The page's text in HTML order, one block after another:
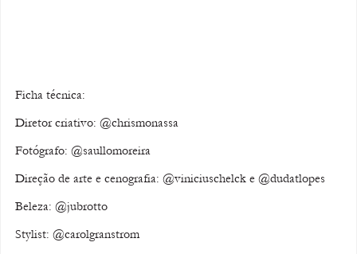
Ficha técnica:
Diretor criativo: @chrismonassa
Fotógrafo: @saullomoreira
Direção de arte e cenografia: @viniciuschelck e @dudatlopes
Beleza: @jubrotto
Stylist: @carolgranstrom